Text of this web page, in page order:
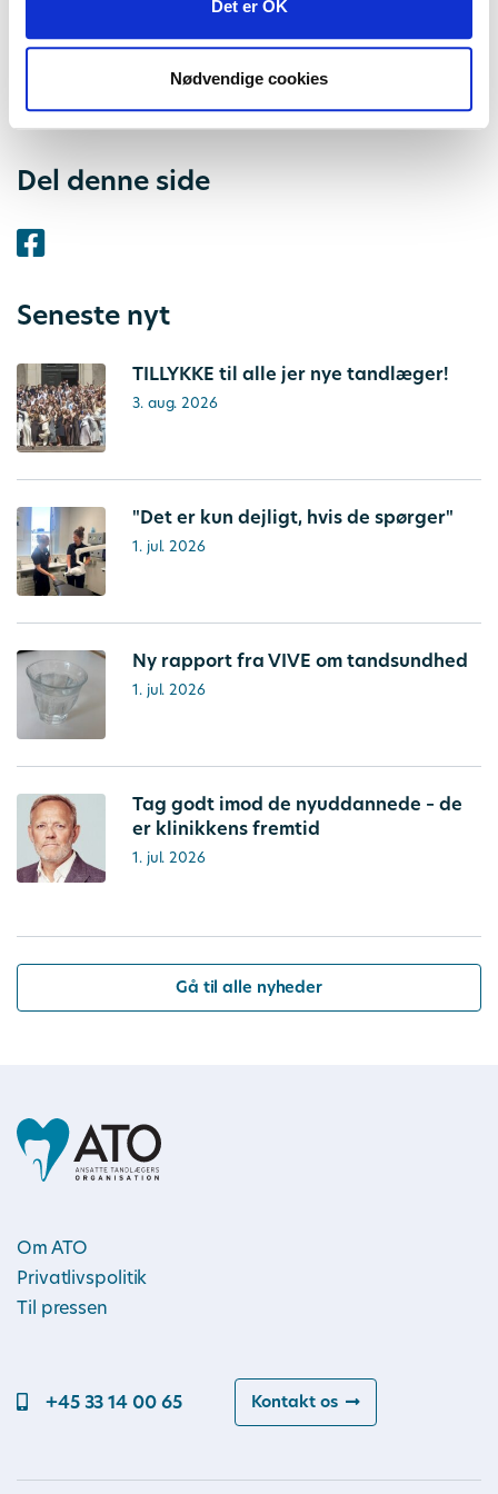
Det er OK
Nødvendige cookies
Vi har trukket tre heldige vindere, som skal en tur i
Del denne side
Seneste nyt
TILLYKKE til alle jer nye tandlæger!
3. aug. 2026
"Det er kun dejligt, hvis de spørger"
1. jul. 2026
Ny rapport fra VIVE om tandsundhed
1. jul. 2026
Tag godt imod de nyuddannede – de
er klinikkens fremtid
1. jul. 2026
Gå til alle nyheder
Om ATO
Privatlivspolitik
Til pressen
+45 33 14 00 65 Kontakt os